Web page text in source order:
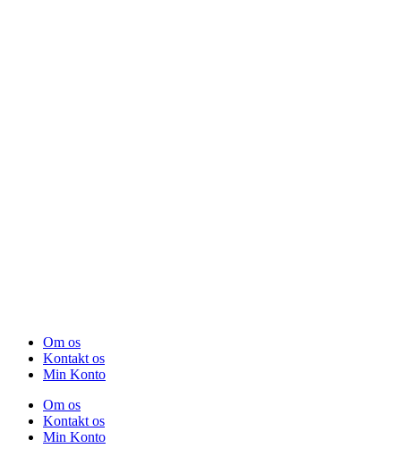
Om os
Kontakt os
Min Konto
Om os
Kontakt os
Min Konto